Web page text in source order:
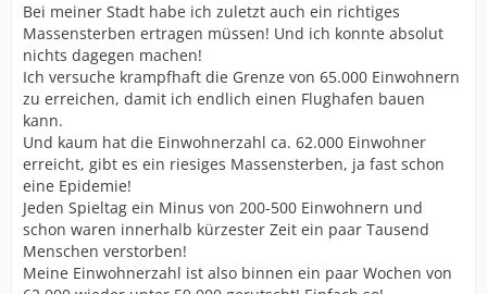
Bei meiner Stadt habe ich zuletzt auch ein richtiges
Massensterben ertragen müssen! Und ich konnte absolut
nichts dagegen machen!
Ich versuche krampfhaft die Grenze von 65.000 Einwohnern
zu erreichen, damit ich endlich einen Flughafen bauen
kann.
Und kaum hat die Einwohnerzahl ca. 62.000 Einwohner
erreicht, gibt es ein riesiges Massensterben, ja fast schon
eine Epidemie!
Jeden Spieltag ein Minus von 200-500 Einwohnern und
schon waren innerhalb kürzester Zeit ein paar Tausend
Menschen verstorben!
Meine Einwohnerzahl ist also binnen ein paar Wochen von